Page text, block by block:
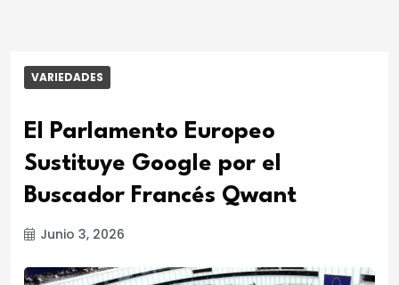
VARIEDADES
El Parlamento Europeo
Sustituye Google por el
Buscador Francés Qwant
Junio 3, 2026